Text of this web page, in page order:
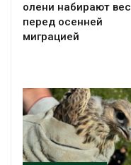
олени набирают вес
перед осенней
миграцией